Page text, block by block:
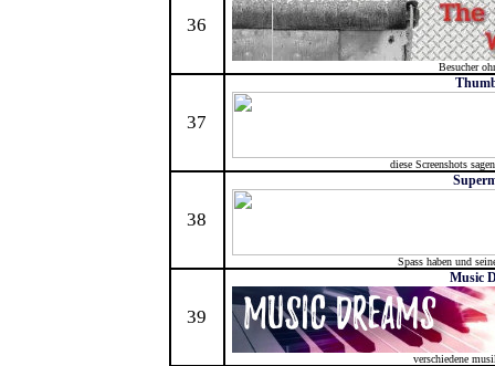
36
Besucher
37
diese Screenshots
38
Spass haben und
39
Music
verschiedene